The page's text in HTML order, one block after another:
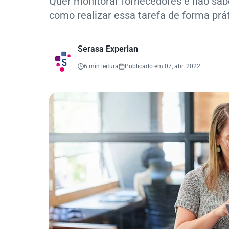
como realizar essa tarefa de forma
Serasa Experian
6 min leitura Publicado em 07, abr. 2022